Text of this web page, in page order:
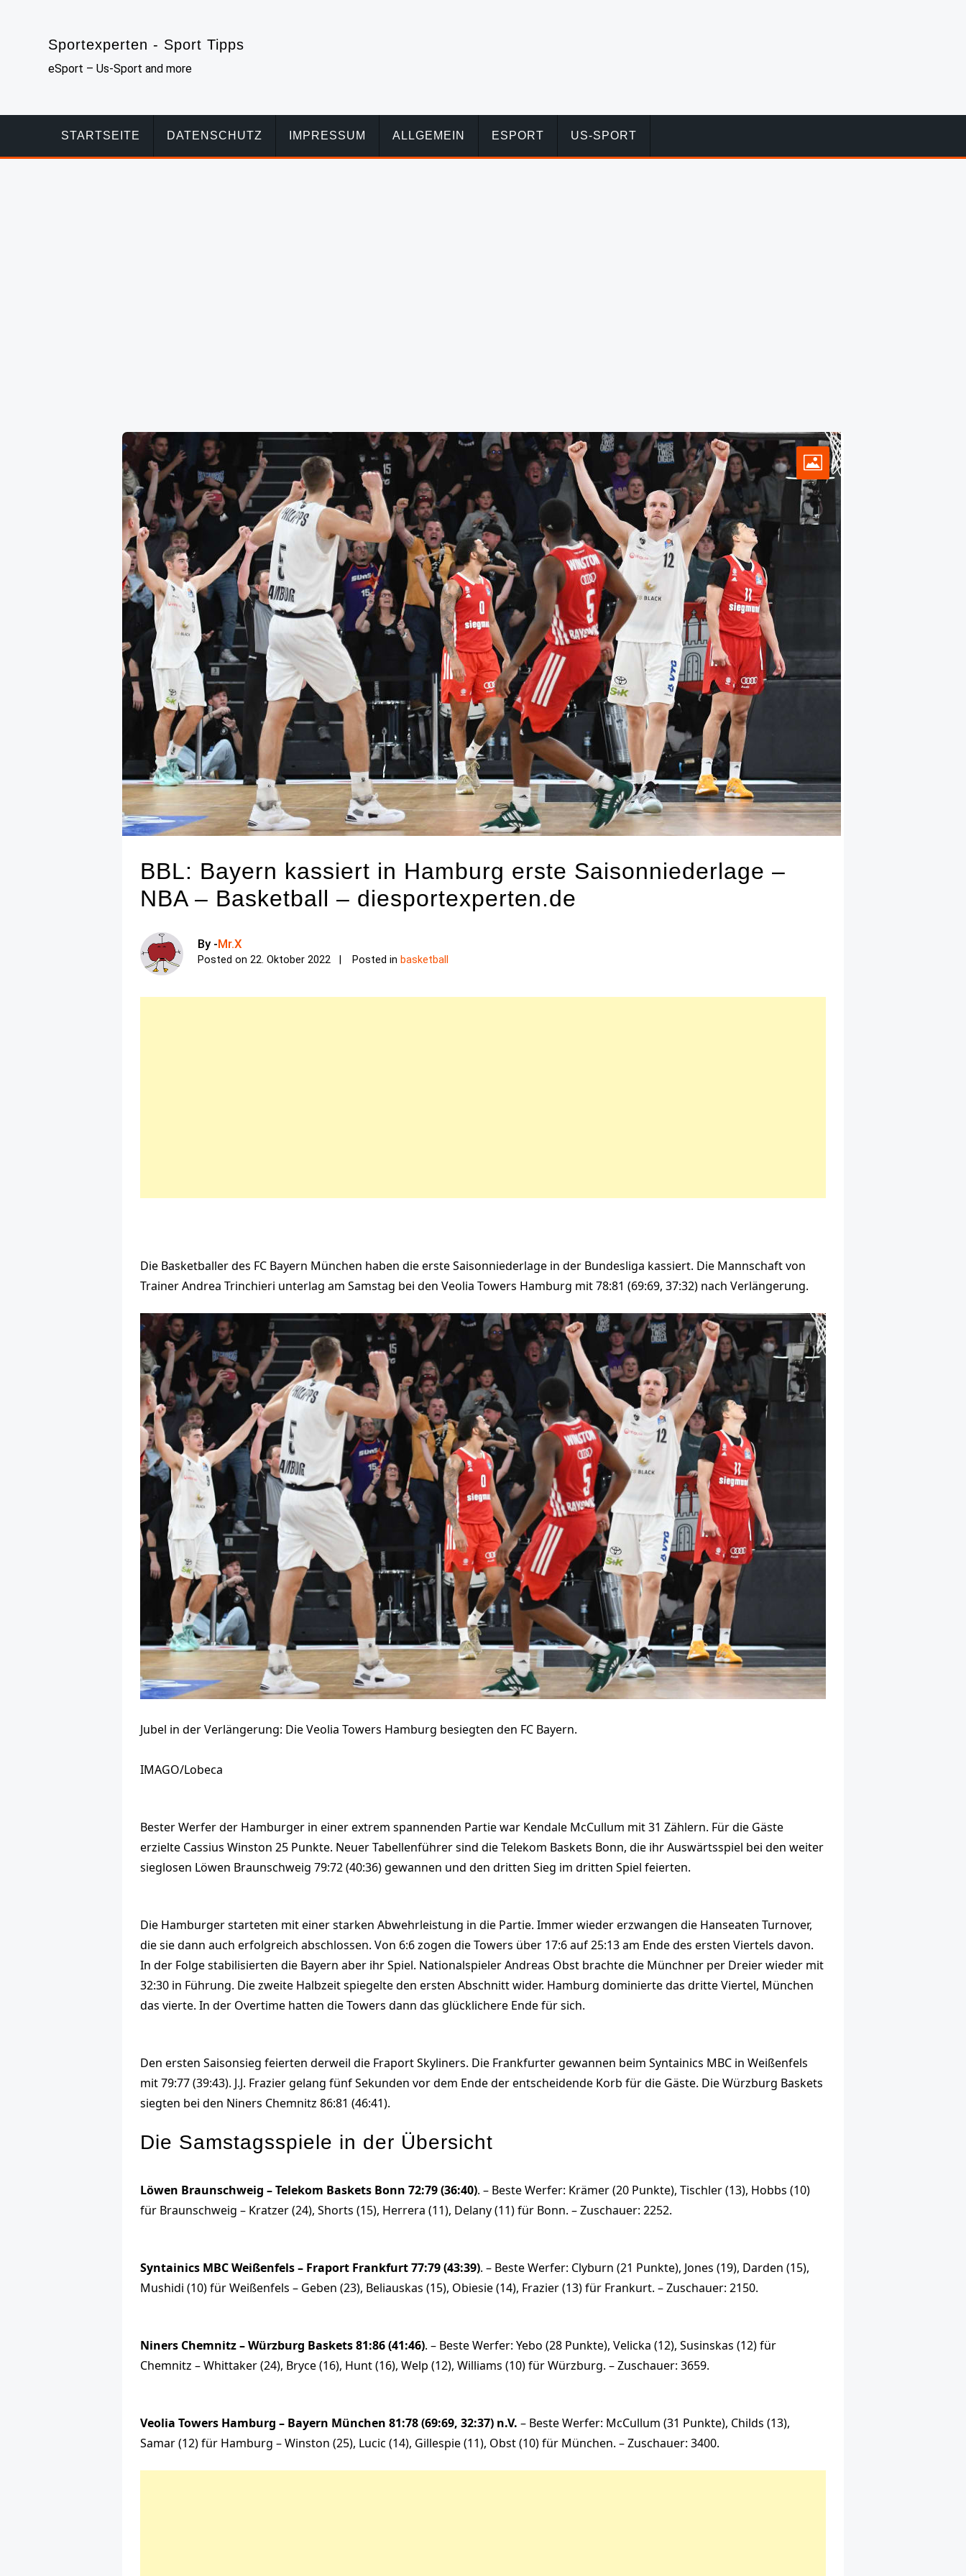
Sportexperten - Sport Tipps
eSport – Us-Sport and more
STARTSEITE DATENSCHUTZ IMPRESSUM ALLGEMEIN ESPORT US-SPORT
BBL: Bayern kassiert in Hamburg erste Saisonniederlage –
NBA – Basketball – diesportexperten.de
By -Mr.X
Posted on22. Oktober 2022 Posted in basketball
Die Basketballer des FC Bayern München haben die erste Saisonniederlage in der Bundesliga kassiert. Die Mannschaft von
Trainer Andrea Trinchieri unterlag am Samstag bei den Veolia Towers Hamburg mit 78:81 (69:69, 37:32) nach Verlängerung.
Jubel in der Verlängerung: Die Veolia Towers Hamburg besiegten den FC Bayern.
IMAGO/Lobeca
Bester Werfer der Hamburger in einer extrem spannenden Partie war Kendale McCullum mit 31 Zählern. Für die Gäste
erzielte Cassius Winston 25 Punkte. Neuer Tabellenführer sind die Telekom Baskets Bonn, die ihr Auswärtsspiel bei den weiter
sieglosen Löwen Braunschweig 79:72 (40:36) gewannen und den dritten Sieg im dritten Spiel feierten.
Die Hamburger starteten mit einer starken Abwehrleistung in die Partie. Immer wieder erzwangen die Hanseaten Turnover,
die sie dann auch erfolgreich abschlossen. Von 6:6 zogen die Towers über 17:6 auf 25:13 am Ende des ersten Viertels davon.
In der Folge stabilisierten die Bayern aber ihr Spiel. Nationalspieler Andreas Obst brachte die Münchner per Dreier wieder mit
32:30 in Führung. Die zweite Halbzeit spiegelte den ersten Abschnitt wider. Hamburg dominierte das dritte Viertel, München
das vierte. In der Overtime hatten die Towers dann das glücklichere Ende für sich.
Den ersten Saisonsieg feierten derweil die Fraport Skyliners. Die Frankfurter gewannen beim Syntainics MBC in Weißenfels
mit 79:77 (39:43). J.J. Frazier gelang fünf Sekunden vor dem Ende der entscheidende Korb für die Gäste. Die Würzburg Baskets
siegten bei den Niners Chemnitz 86:81 (46:41).
Die Samstagsspiele in der Übersicht
Löwen Braunschweig – Telekom Baskets Bonn 72:79 (36:40). – Beste Werfer: Krämer (20 Punkte), Tischler (13), Hobbs (10)
für Braunschweig – Kratzer (24), Shorts (15), Herrera (11), Delany (11) für Bonn. – Zuschauer: 2252.
Syntainics MBC Weißenfels – Fraport Frankfurt 77:79 (43:39). – Beste Werfer: Clyburn (21 Punkte), Jones (19), Darden (15),
Mushidi (10) für Weißenfels – Geben (23), Beliauskas (15), Obiesie (14), Frazier (13) für Frankurt. – Zuschauer: 2150.
Niners Chemnitz – Würzburg Baskets 81:86 (41:46). – Beste Werfer: Yebo (28 Punkte), Velicka (12), Susinskas (12) für
Chemnitz – Whittaker (24), Bryce (16), Hunt (16), Welp (12), Williams (10) für Würzburg. – Zuschauer: 3659.
Veolia Towers Hamburg – Bayern München 81:78 (69:69, 32:37) n.V. – Beste Werfer: McCullum (31 Punkte), Childs (13),
Samar (12) für Hamburg – Winston (25), Lucic (14), Gillespie (11), Obst (10) für München. – Zuschauer: 3400.